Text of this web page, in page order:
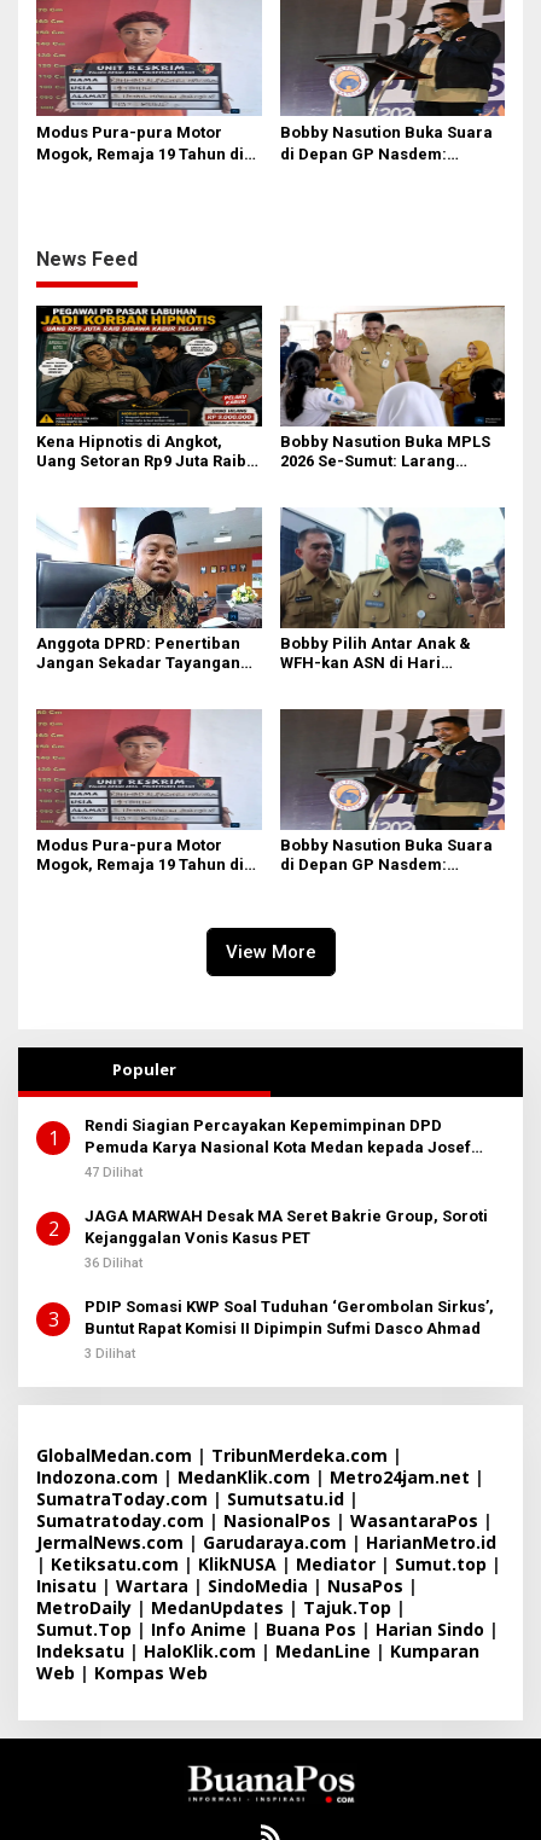
Modus Pura-pura Motor
Mogok, Remaja 19 Tahun di
Bobby Nasution Buka Suara
di Depan GP Nasdem:
News Feed
Kena Hipnotis di Angkot,
Uang Setoran Rp9 Juta Raib
Memprihatinkan
Bobby Nasution Buka MPLS
2026 Se-Sumut: Larang
Anggota DPRD: Penertiban
Jangan Sekadar Tayangan
Bobby Pilih Antar Anak &
WFH-kan ASN di Hari
Modus Pura-pura Motor
Mogok, Remaja 19 Tahun di
Bobby Nasution Buka Suara
di Depan GP Nasdem:
View More
Populer
1
Rendi Siagian Percayakan Kepemimpinan DPD
Pemuda Karya Nasional Kota Medan kepada Josef
Sembiring
47 Dilihat
2
JAGA MARWAH Desak MA Seret Bakrie Group, Soroti
Kejanggalan Vonis Kasus PET
36 Dilihat
3
PDIP Somasi KWP Soal Tuduhan ‘Gerombolan Sirkus’,
Buntut Rapat Komisi II Dipimpin Sufmi Dasco Ahmad
3 Dilihat
GlobalMedan.com | TribunMerdeka.com |
Indozona.com | MedanKlik.com | Metro24jam.net |
SumatraToday.com | Sumutsatu.id |
Sumatratoday.com | NasionalPos | WasantaraPos |
JermalNews.com | Garudaraya.com | HarianMetro.id
| Ketiksatu.com | KlikNUSA | Mediator | Sumut.top |
Inisatu | Wartara | SindoMedia | NusaPos |
MetroDaily | MedanUpdates | Tajuk.Top |
Sumut.Top | Info Anime | Buana Pos | Harian Sindo |
Indeksatu | HaloKlik.com | MedanLine | Kumparan
Web | Kompas Web